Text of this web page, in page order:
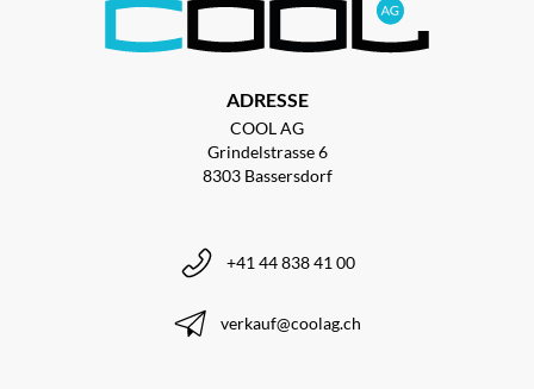
ADRESSE
COOL AG
Grindelstrasse 6
8303 Bassersdorf
+41 44 838 41 00
verkauf@coolag.ch